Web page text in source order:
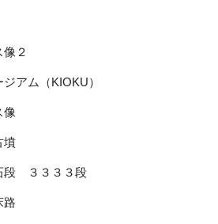
像２
アム（KIOKU）
像
墳
段 ３３３３段
路